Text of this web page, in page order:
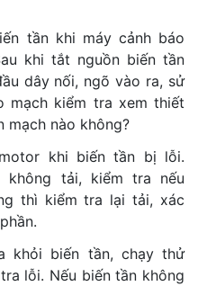
tần khi máy cảnh báo
khi tắt nguồn biến tần
dây nối, ngõ vào ra, sử
mạch kiểm tra xem thiết
mạch nào không?
khi biến tần bị lỗi.
không tải, kiểm tra nếu
thì kiểm tra lại tải, xác
khỏi biến tần, chạy thử
lỗi. Nếu biến tần không